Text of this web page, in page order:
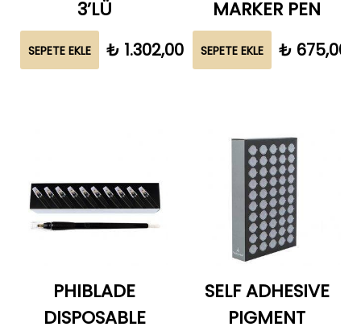
3’LÜ
SEPETE EKLE ₺ 1.302,00
MARKER PEN
SEPETE EKLE ₺ 675,00
PHIBLADE
DISPOSABLE
SELF ADHESIVE
PIGMENT